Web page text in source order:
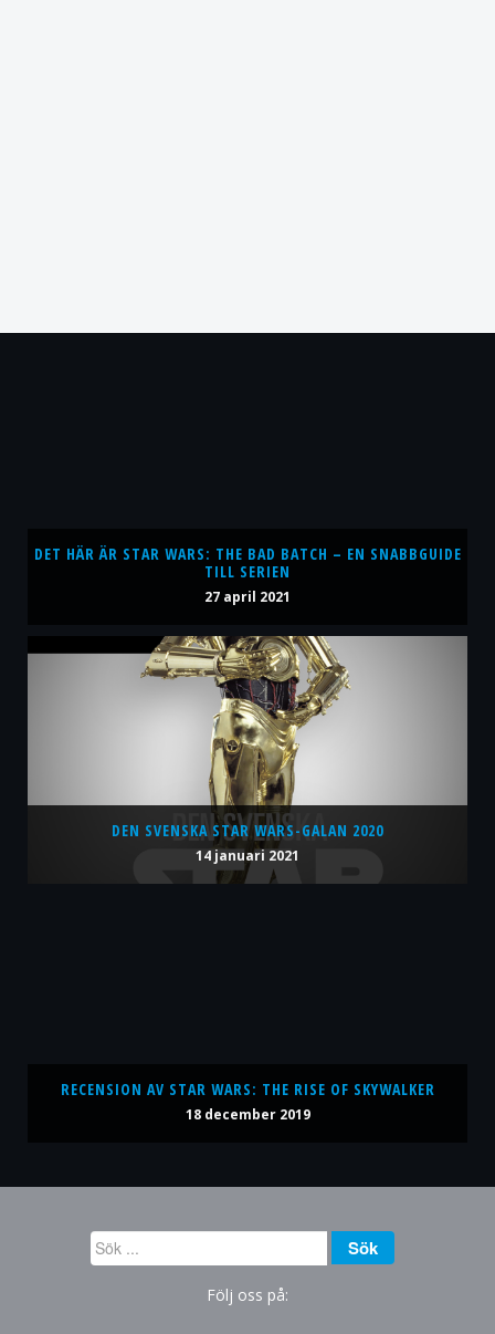
DET HÄR ÄR STAR WARS: THE BAD BATCH – EN SNABBGUIDE
TILL SERIEN
27 april 2021
DEN SVENSKA STAR WARS-GALAN 2020
14 januari 2021
RECENSION AV STAR WARS: THE RISE OF SKYWALKER
18 december 2019
Sök
...
Sök
Följ oss på: